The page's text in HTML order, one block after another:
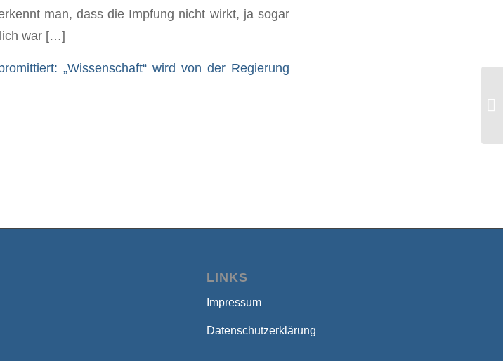
man, dass die Impfung nicht wirkt, ja sogar
war […]
„Wissenschaft“ wird von der Regierung
LINKS
Impressum
Datenschutzerklärung